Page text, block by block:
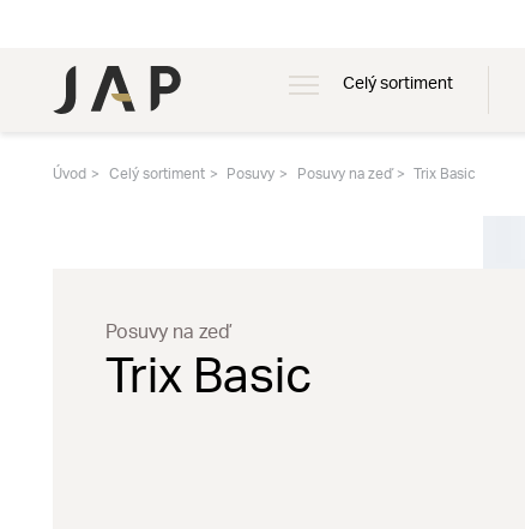
Celý sortiment
Úvod Celý sortiment Posuvy Posuvy na zeď Trix Basic
Posuvy na zeď
Trix Basic